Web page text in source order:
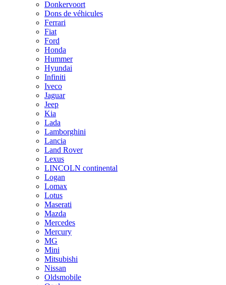
Donkervoort
Dons de véhicules
Ferrari
Fiat
Ford
Honda
Hummer
Hyundai
Infiniti
Iveco
Jaguar
Jeep
Kia
Lada
Lamborghini
Lancia
Land Rover
Lexus
LINCOLN continental
Logan
Lomax
Lotus
Maserati
Mazda
Mercedes
Mercury
MG
Mini
Mitsubishi
Nissan
Oldsmobile